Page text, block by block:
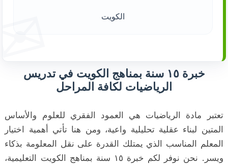
الكويت
خبرة ١٥ سنة بمناهج الكويت في تدريس
الرياضيات لكافة المراحل
تعتبر مادة الرياضيات هي العمود الفقري للعلوم والأساس
المتين لبناء عقلية تحليلية واعية، ومن هنا تأتي أهمية اختيار
المعلم المناسب الذي يمتلك القدرة على نقل المعلومة بذكاء
ويسر. نحن نوفر لكم خبرة ١٥ سنة بمناهج الكويت التعليمية،